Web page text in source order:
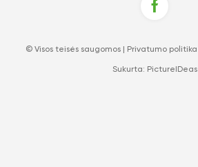
© Visos teisės saugomos | Privatumo politika
Sukurta: PictureIDeas